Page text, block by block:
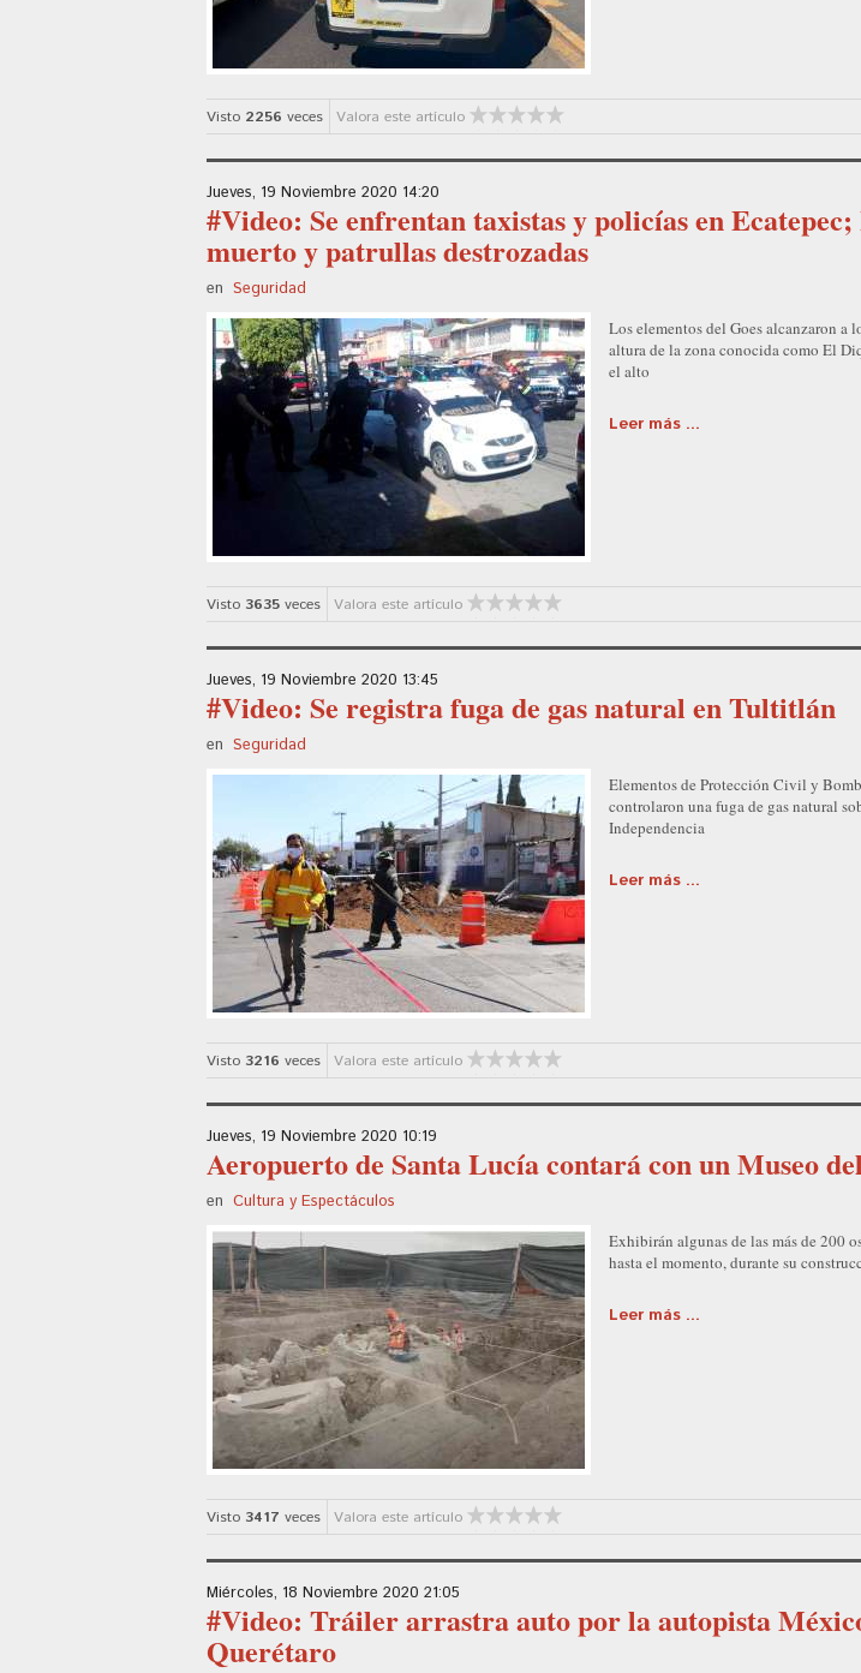
Visto 2256 veces Valora este artículo
Jueves, 19 Noviembre 2020 14:20
#Video: Se enfrentan taxistas y policías en
muerto y patrullas destrozadas
en Seguridad
Los elementos del Goes alcanzaron a
altura de la zona conocida como El
el alto
Leer más ...
Visto 3635 veces Valora este artículo
Jueves, 19 Noviembre 2020 13:45
#Video: Se registra fuga de gas natural en Tultitlán
en Seguridad
Elementos de Protección Civil y
controlaron una fuga de gas natural
Independencia
Leer más ...
Visto 3216 veces Valora este artículo
Jueves, 19 Noviembre 2020 10:19
Aeropuerto de Santa Lucía contará con un Museo
en Cultura y Espectáculos
Exhibirán algunas de las más de 200
hasta el momento, durante su
Leer más ...
Visto 3417 veces Valora este artículo
Miércoles, 18 Noviembre 2020 21:05
#Video: Tráiler arrastra auto por la autopista
Querétaro